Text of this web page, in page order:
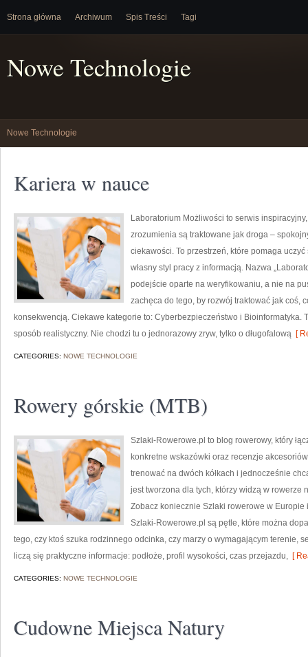
Strona główna Archiwum Spis Treści Tagi
Nowe Technologie
Nowe Technologie
Kariera w nauce
Laboratorium Możliwości to serwis
zrozumienia są traktowane jak droga –
ciekawości. To przestrzeń, które pomaga
własny styl pracy z informacją. Nazwa
podejście oparte na weryfikowaniu, a nie na
zachęca do tego, by rozwój traktować jak coś,
konsekwencją. Ciekawe kategorie to: Cyberbezpieczeństwo i Bioinformatyka.
sposób realistyczny. Nie chodzi tu o jednorazowy zryw, tylko o długofalową [
CATEGORIES: NOWE TECHNOLOGIE
Rowery górskie (MTB)
Szlaki-Rowerowe.pl to blog rowerowy, który
konkretne wskazówki oraz recenzje
trenować na dwóch kółkach i jednocześnie
jest tworzona dla tych, którzy widzą w rowerze
Zobacz koniecznie Szlaki rowerowe w
Szlaki-Rowerowe.pl są pętle, które można
tego, czy ktoś szuka rodzinnego odcinka, czy marzy o wymagającym terenie,
liczą się praktyczne informacje: podłoże, profil wysokości, czas przejazdu, [
CATEGORIES: NOWE TECHNOLOGIE
Cudowne Miejsca Natury